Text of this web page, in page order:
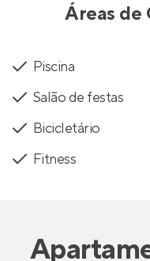
Áreas de
Piscina
Salão de festas
Bicicletário
Fitness